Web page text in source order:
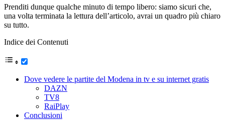
Prenditi dunque qualche minuto di tempo libero: siamo sicuri che,
una volta terminata la lettura dell’articolo, avrai un quadro più chiaro
su tutto.
Indice dei Contenuti
Dove vedere le partite del Modena in tv e su internet gratis
DAZN
TV8
RaiPlay
Conclusioni